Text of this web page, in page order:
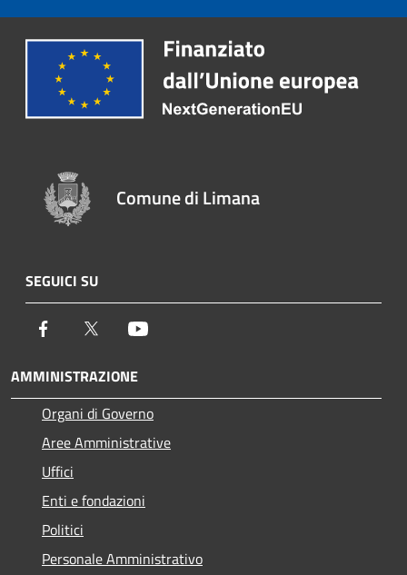
Comune di Limana
SEGUICI SU
Facebook Twitter
AMMINISTRAZIONE
Organi di Governo
Aree Amministrative
Uffici
Enti e fondazioni
Politici
Personale Amministrativo